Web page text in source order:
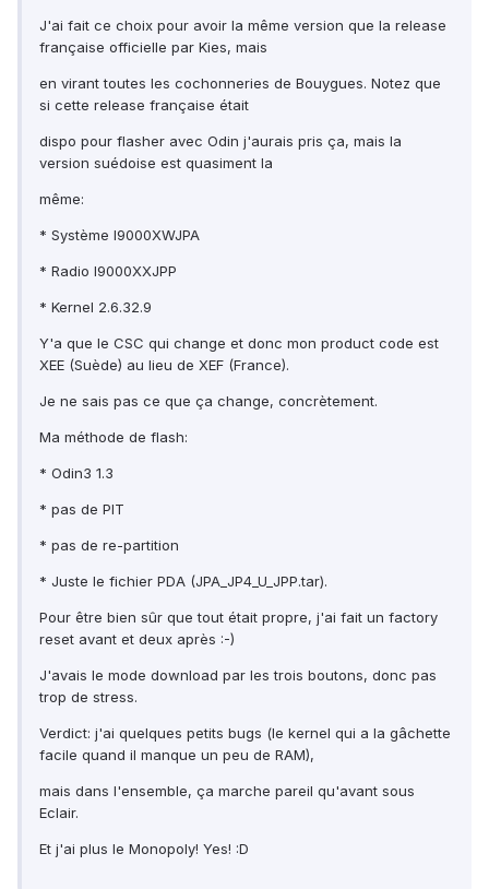
J'ai fait ce choix pour avoir la même version que la release
française officielle par Kies, mais
en virant toutes les cochonneries de Bouygues. Notez que
si cette release française était
dispo pour flasher avec Odin j'aurais pris ça, mais la
version suédoise est quasiment la
même:
* Système I9000XWJPA
* Radio I9000XXJPP
* Kernel 2.6.32.9
Y'a que le CSC qui change et donc mon product code est
XEE (Suède) au lieu de XEF (France).
Je ne sais pas ce que ça change, concrètement.
Ma méthode de flash:
* Odin3 1.3
* pas de PIT
* pas de re-partition
* Juste le fichier PDA (JPA_JP4_U_JPP.tar).
Pour être bien sûr que tout était propre, j'ai fait un factory
reset avant et deux après :-)
J'avais le mode download par les trois boutons, donc pas
trop de stress.
Verdict: j'ai quelques petits bugs (le kernel qui a la gâchette
facile quand il manque un peu de RAM),
mais dans l'ensemble, ça marche pareil qu'avant sous
Eclair.
Et j'ai plus le Monopoly! Yes! :D